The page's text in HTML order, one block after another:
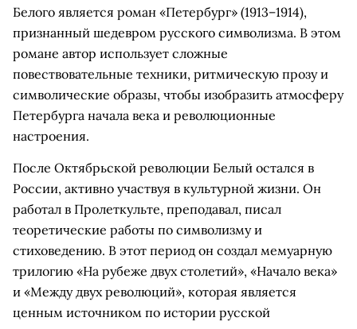
Белого является роман «Петербург» (1913–1914),
признанный шедевром русского символизма. В этом
романе автор использует сложные
повествовательные техники, ритмическую прозу и
символические образы, чтобы изобразить атмосферу
Петербурга начала века и революционные
настроения.
После Октябрьской революции Белый остался в
России, активно участвуя в культурной жизни. Он
работал в Пролеткульте, преподавал, писал
теоретические работы по символизму и
стиховедению. В этот период он создал мемуарную
трилогию «На рубеже двух столетий», «Начало века»
и «Между двух революций», которая является
ценным источником по истории русской